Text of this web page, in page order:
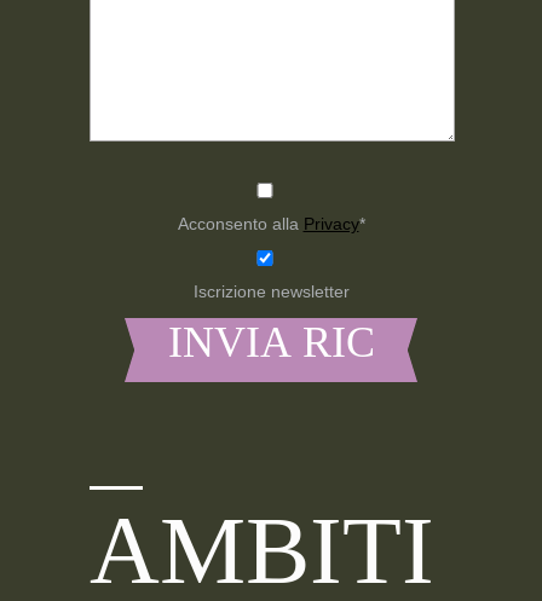
Acconsento alla Privacy*
Iscrizione newsletter
AMBITI